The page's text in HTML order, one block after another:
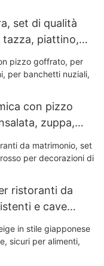
set di qualità
tazza, piattino,
con pizzo
zuppa,
stoviglie
ristoranti da
e cave
ed eventi